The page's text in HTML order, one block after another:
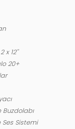
x 12''
20+
Buzdolabı
Sistemi